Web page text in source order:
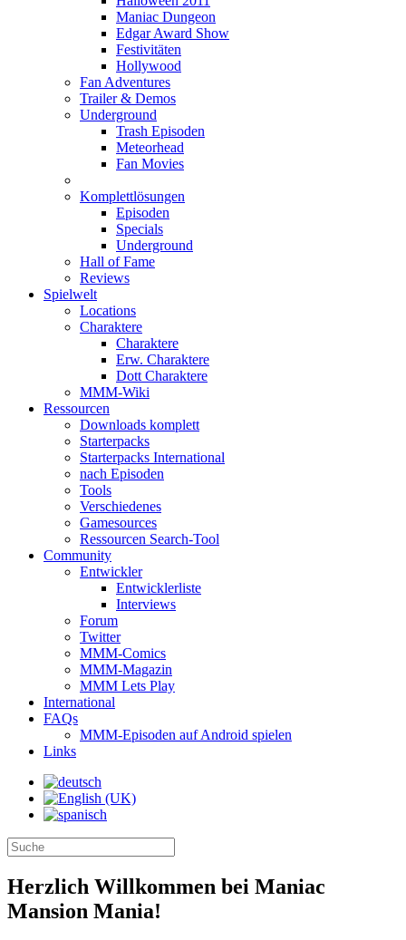
Maniac Dungeon
Edgar Award Show
Festivitäten
Hollywood
Fan Adventures
Trailer & Demos
Underground
Trash Episoden
Meteorhead
Fan Movies
Komplettlösungen
Episoden
Specials
Underground
Hall of Fame
Reviews
Spielwelt
Locations
Charaktere
Charaktere
Erw. Charaktere
Dott Charaktere
MMM-Wiki
Ressourcen
Downloads komplett
Starterpacks
Starterpacks International
nach Episoden
Tools
Verschiedenes
Gamesources
Ressourcen Search-Tool
Community
Entwickler
Entwicklerliste
Interviews
Forum
Twitter
MMM-Comics
MMM-Magazin
MMM Lets Play
International
FAQs
MMM-Episoden auf Android spielen
Links
Herzlich Willkommen bei Maniac
Mansion Mania!